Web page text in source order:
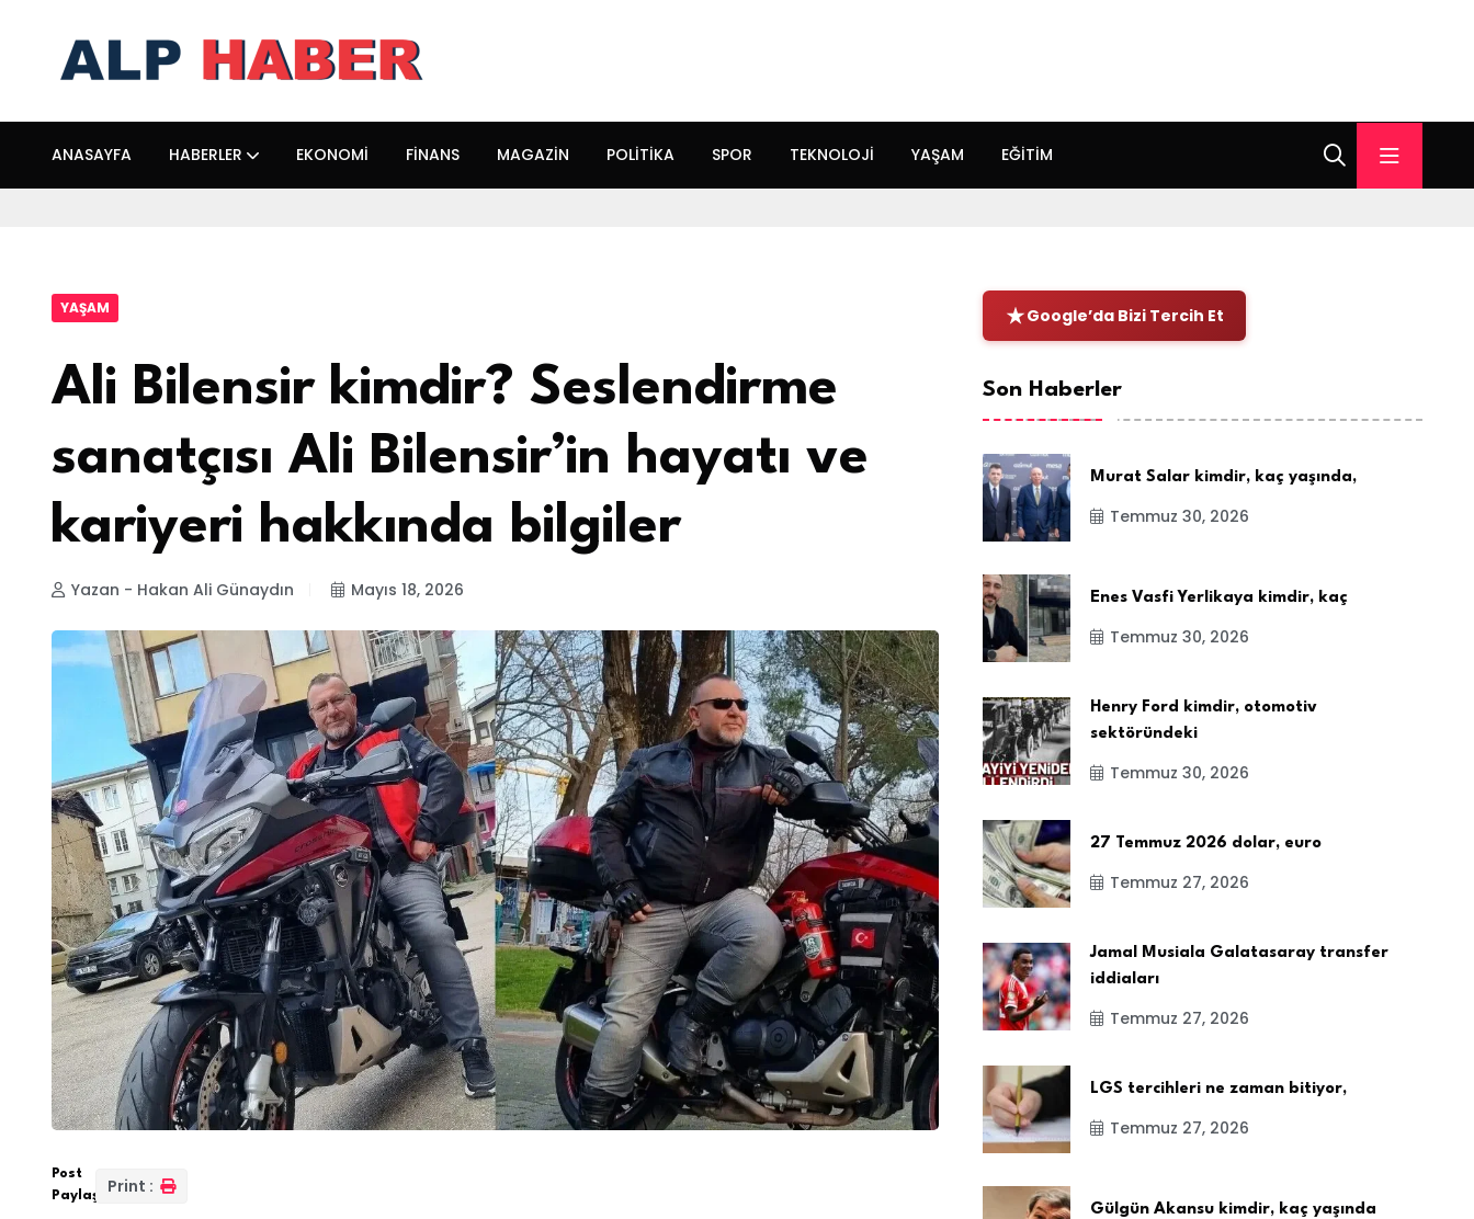
ANASAYFA HABERLER EKONOMI FINANS MAGAZIN POLITIKA SPOR TEKNOLOJI YAŞAM EĞITIM
YAŞAM
Ali Bilensir kimdir? Seslendirme
sanatçısı Ali Bilensir’in hayatı ve
kariyeri hakkında bilgiler
Yazan - Hakan Ali Günaydın Mayıs 18, 2026
Post
Paylaş:
Print :
Google’da Bizi Tercih Et
Son Haberler
Murat Salar kimdir, kaç yaşında,
Temmuz 30, 2026
Enes Vasfi Yerlikaya kimdir, kaç
Temmuz 30, 2026
Henry Ford kimdir, otomotiv
sektöründeki
Temmuz 30, 2026
27 Temmuz 2026 dolar, euro
Temmuz 27, 2026
Jamal Musiala Galatasaray transfer
iddiaları
Temmuz 27, 2026
LGS tercihleri ne zaman bitiyor,
Temmuz 27, 2026
Gülgün Akansu kimdir, kaç yaşında